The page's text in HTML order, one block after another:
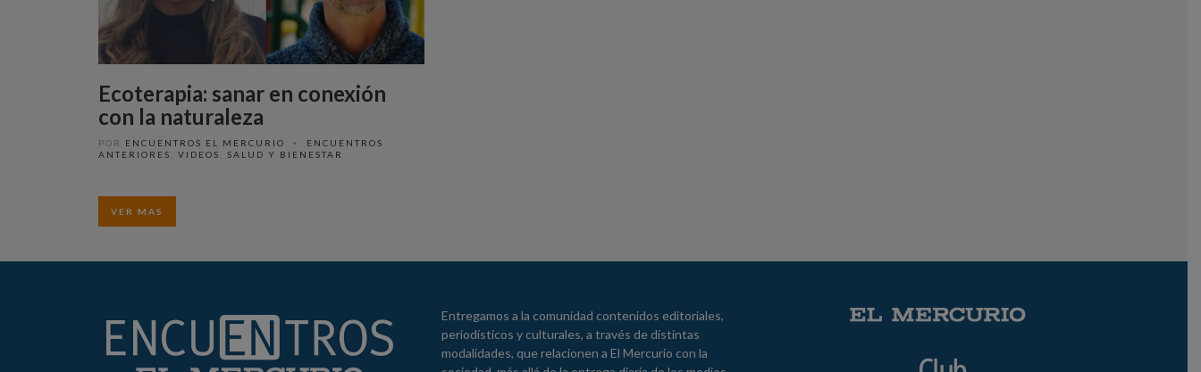
Ecoterapia: sanar en conexión
con la naturaleza
POR ENCUENTROS EL MERCURIO •
ENCUENTROS
ANTERIORES
VIDEOS SALUD Y BIENESTAR
VER MAS
Entregamos a la comunidad contenidos editoriales,
periodísticos y culturales, a través de distintas
modalidades, que relacionen a El Mercurio con la